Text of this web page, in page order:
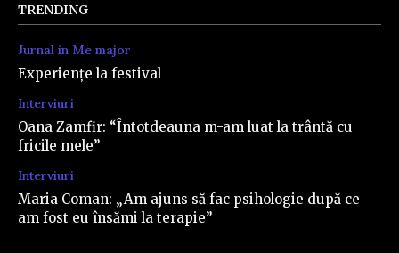
TRENDING
Jurnal in Me major
Experiențe la festival
Interviuri
Oana Zamfir: “Întotdeauna m-am luat la trântă cu
fricile mele”
Interviuri
Maria Coman: „Am ajuns să fac psihologie după ce
am fost eu însămi la terapie”